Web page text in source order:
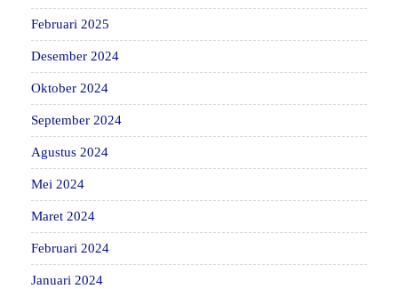
Februari 2025
Desember 2024
Oktober 2024
September 2024
Agustus 2024
Mei 2024
Maret 2024
Februari 2024
Januari 2024